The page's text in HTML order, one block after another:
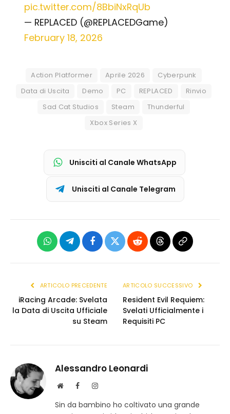
pic.twitter.com/8BbiNxRqUb
— REPLACED (@REPLACEDGame)
February 18, 2026
Action Platformer Aprile 2026
Cyberpunk
Data di Uscita
Demo PC REPLACED
Rinvio
Sad Cat Studios
Steam
Thunderful
Xbox Series X
Unisciti al Canale WhatsApp
Unisciti al Canale Telegram
WhatsAppTelegramFacebook
X
Reddit ThreadsCopia
ARTICOLO PRECEDENTE
iRacing Arcade: Svelata
la Data di Uscita Ufficiale
su Steam
ARTICOLO SUCCESSIVO
Resident Evil Requiem:
Svelati Ufficialmente i
Requisiti PC
Alessandro Leonardi
S
t
F
c
I
s
Sin da bambino ho coltivato una grande